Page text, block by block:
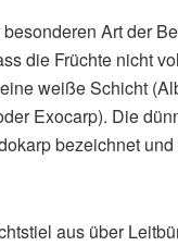
Art der
die Früchte nicht
weiße Schicht
Exocarp). Die
bezeichnet
aus über